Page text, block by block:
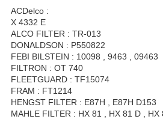
ACDelco :
X 4332 E
ALCO FILTER : TR-013
DONALDSON : P550822
FEBI BILSTEIN : 10098 , 9463 , 09463
FILTRON : OT 740
FLEETGUARD : TF15074
FRAM : FT1214
HENGST FILTER : E87H , E87H D153
MAHLE FILTER : HX 81 , HX 81 D , HX